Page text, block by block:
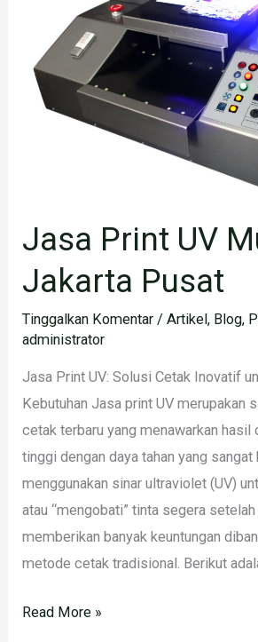
Jasa Print UV
Jakarta Pusat
Tinggalkan Komentar /Artikel, Blog,
administrator
Jasa Print UV: Solusi Cetak Inovatif
Kebutuhan Jasa print UV merupakan
cetak terbaru yang menawarkan hasil
tinggi dengan daya tahan yang
menggunakan sinar ultraviolet (UV)
atau “mengobati” tinta segera
memberikan banyak keuntungan
metode cetak tradisional. Berikut
Jakarta
Pusat
Read More »